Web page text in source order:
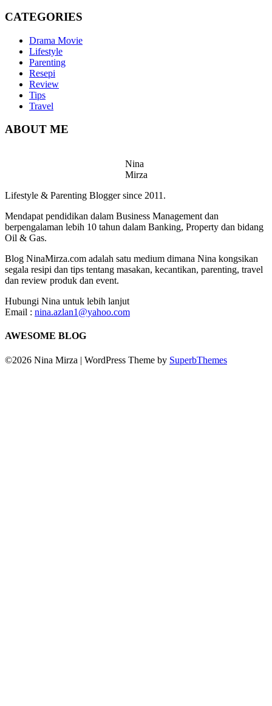
CATEGORIES
Drama Movie
Lifestyle
Parenting
Resepi
Review
Tips
Travel
ABOUT ME
Nina
Mirza
Lifestyle & Parenting Blogger since 2011.
Mendapat pendidikan dalam Business Management dan
berpengalaman lebih 10 tahun dalam Banking, Property dan bidang
Oil & Gas.
Blog NinaMirza.com adalah satu medium dimana Nina kongsikan
segala resipi dan tips tentang masakan, kecantikan, parenting, travel
dan review produk dan event.
Hubungi Nina untuk lebih lanjut
Email : nina.azlan1@yahoo.com
AWESOME BLOG
©2026 Nina Mirza | WordPress Theme by SuperbThemes